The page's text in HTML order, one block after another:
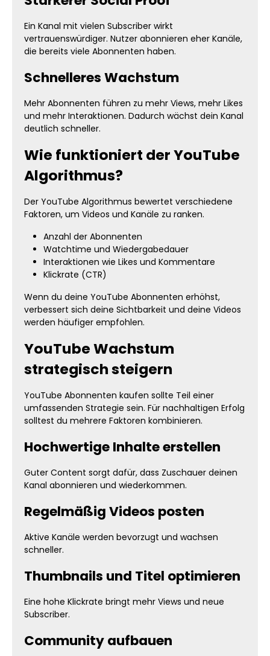
Ein Kanal mit vielen Subscriber wirkt
vertrauenswürdiger. Nutzer abonnieren eher Kanäle,
die bereits viele Abonnenten haben.
Schnelleres Wachstum
Mehr Abonnenten führen zu mehr Views, mehr Likes
und mehr Interaktionen. Dadurch wächst dein Kanal
deutlich schneller.
Wie funktioniert der YouTube
Algorithmus?
Der YouTube Algorithmus bewertet verschiedene
Faktoren, um Videos und Kanäle zu ranken.
Anzahl der Abonnenten
Watchtime und Wiedergabedauer
Interaktionen wie Likes und Kommentare
Klickrate (CTR)
Wenn du deine YouTube Abonnenten erhöhst,
verbessert sich deine Sichtbarkeit und deine Videos
werden häufiger empfohlen.
YouTube Wachstum
strategisch steigern
YouTube Abonnenten kaufen sollte Teil einer
umfassenden Strategie sein. Für nachhaltigen Erfolg
solltest du mehrere Faktoren kombinieren.
Hochwertige Inhalte erstellen
Guter Content sorgt dafür, dass Zuschauer deinen
Kanal abonnieren und wiederkommen.
Regelmäßig Videos posten
Aktive Kanäle werden bevorzugt und wachsen
schneller.
Thumbnails und Titel optimieren
Eine hohe Klickrate bringt mehr Views und neue
Subscriber.
Community aufbauen